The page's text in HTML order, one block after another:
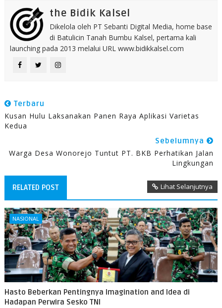
the Bidik Kalsel
Dikelola oleh PT Sebanti Digital Media, home base
di Batulicin Tanah Bumbu Kalsel, pertama kali
launching pada 2013 melalui URL www.bidikkalsel.com
Terbaru
Kusan Hulu Laksanakan Panen Raya Aplikasi Varietas
Kedua
Sebelumnya
Warga Desa Wonorejo Tuntut PT. BKB Perhatikan Jalan
Lingkungan
RELATED POST Lihat Selanjutnya
NASIONAL
Hasto Beberkan Pentingnya Imagination and Idea di
Hadapan Perwira Sesko TNI